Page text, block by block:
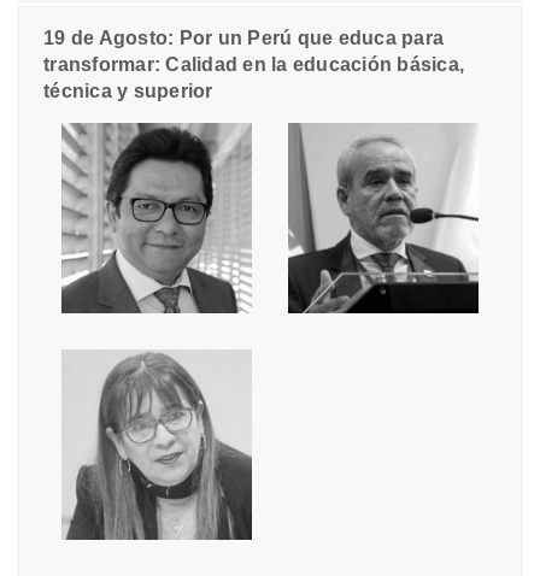
19 de Agosto: Por un Perú que educa para
transformar: Calidad en la educación básica,
técnica y superior